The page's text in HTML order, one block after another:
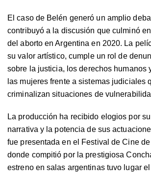
El caso de Belén generó un amplio
contribuyó a la discusión que culminó
del aborto en Argentina en 2020. La
su valor artístico, cumple un rol de
sobre la justicia, los derechos humanos
las mujeres frente a sistemas judiciales
criminalizan situaciones de
La producción ha recibido elogios por
narrativa y la potencia de sus
fue presentada en el Festival de Cine
donde compitió por la prestigiosa
estreno en salas argentinas tuvo lugar